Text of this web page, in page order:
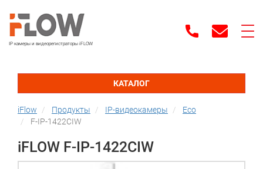
IP камеры и видеорегистраторы iFLOW
КАТАЛОГ
iFlow Продукты IP-видеокамеры
Eco
F-IP-1422CIW
iFLOW F-IP-1422CIW